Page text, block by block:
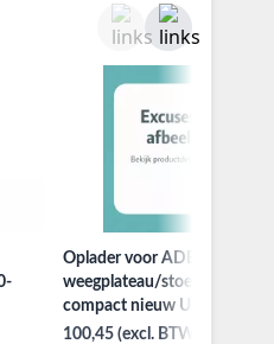
Oplader voor ADE
weegplateau/stoel tbv
compact nieuw
100,45 (excl. BTW)